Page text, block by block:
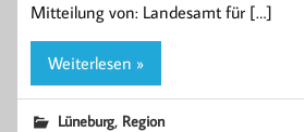
Mitteilung von: Landesamt für […]
Weiterlesen »
Lüneburg, Region